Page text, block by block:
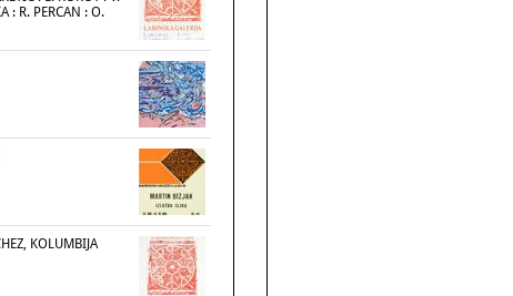
: R. PERCAN : O.
KOLUMBIJA